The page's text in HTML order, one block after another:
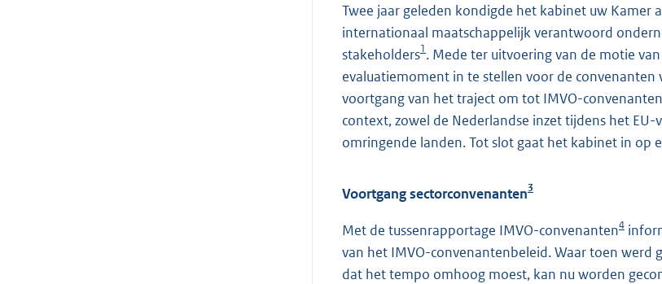
5
5
K
b
Twee jaar geleden kondigde het kabinet uw Kamer
internationaal maatschappelijk verantwoord
stakeholders1. Mede ter uitvoering van de motie
evaluatiemoment in te stellen voor de convenanten
voortgang van het traject om tot IMVO-
context, zowel de Nederlandse inzet tijdens het
omringende landen. Tot slot gaat het kabinet in op
Voortgang sectorconvenanten3
Met de tussenrapportage IMVO-convenanten4
van het IMVO-convenantenbeleid. Waar toen werd
dat het tempo omhoog moest, kan nu worden